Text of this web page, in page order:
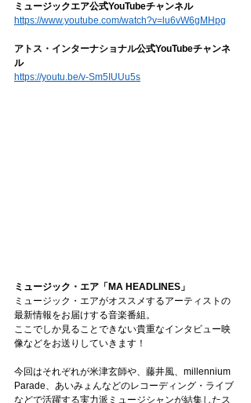
ミュージックエア公式YouTubeチャンネル
https://www.youtube.com/watch?v=lu6vW6gMHpg
アトス・インターナショナル公式YouTubeチャンネ
ル
https://youtu.be/v-Sm5IUUu5s
ミュージック・エア「MA HEADLINES」
ミュージック・エアがオススメするアーティストの
最新情報をお届けする音楽番組。
ここでしか見ることできない貴重なインタビュー映
像などをお送りしていきます！
今回はそれぞれが米津玄師や、藤井風、millennium
Parade、あいみょんなどのレコーディング・ライブ
などで活躍する実力派ミュージシャンが結集したス